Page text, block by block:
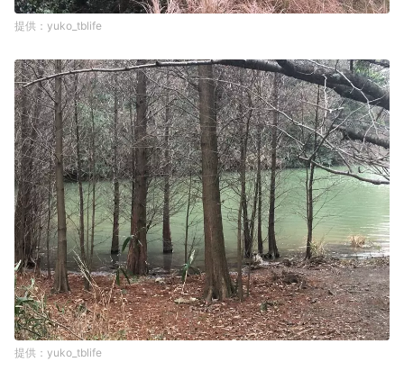
yuko_tblife
yuko_tblife